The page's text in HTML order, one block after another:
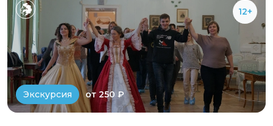
12+
Экскурсия от 250 ₽